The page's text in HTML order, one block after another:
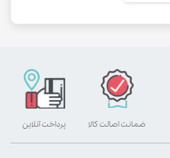
پرداخت آنلاین ضمانت اصالت کالا